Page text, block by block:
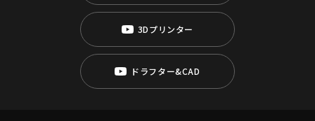
3Dプリンター
ドラフター&CAD